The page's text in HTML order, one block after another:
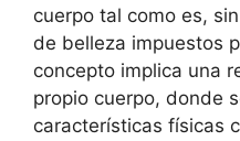
cuerpo tal como es,
de belleza impuestos
concepto implica una
propio cuerpo, donde
características físicas